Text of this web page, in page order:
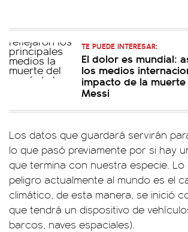
TE PUEDE INTERESAR:
El dolor es mundial:
los medios
impacto de la
Messi
Los datos que guardará servirán
lo que pasó previamente por si hay
que termina con nuestra especie. Lo
peligro actualmente al mundo es el
climático, de esta manera, se inició
que tendrá un dispositivo de
barcos, naves espaciales).